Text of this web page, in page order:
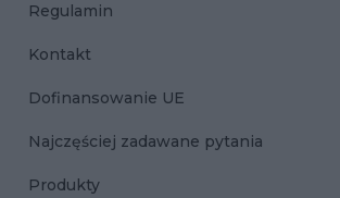
Regulamin
Kontakt
Dofinansowanie UE
Najczęściej zadawane pytania
Produkty